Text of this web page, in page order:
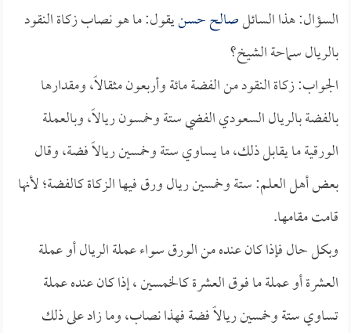
السؤال: هذا السائلصالح حسنيقول: ما هو نصاب زكاة النقود
بالريال سماحة الشيخ؟
الجواب: زكاة النقود من الفضة مائة وأربعون مثقالاً، ومقدارها
بالفضة بالريال السعودي الفضي ستة وخمسون ريالاً، وبالعملة
الورقية ما يقابل ذلك، ما يساوي ستة وخمسين ريالاً فضة، وقال
بعض أهل العلم: ستة وخمسين ريال ورق فيها الزكاة كالفضة؛ لأنها
قامت مقامها.
وبكل حال فإذا كان عنده من الورق سواء عملة الريال أو عملة
العشرة أو عملة ما فوق العشرة كالخمسين ، إذا كان عنده عملة
تساوي ستة وخمسين ريالاً فضة فهذا نصاب، وما زاد على ذلك